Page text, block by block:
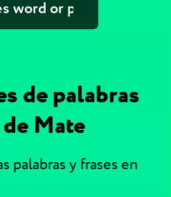
de palabras
Mate
palabras y frases en